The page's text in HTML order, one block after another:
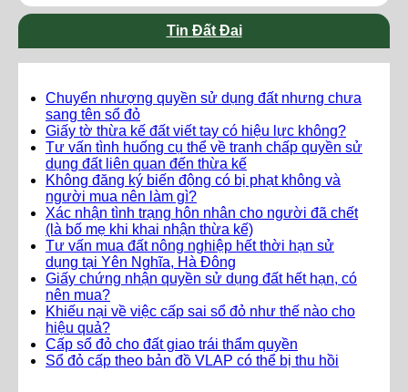
Tin Đất Đai
Chuyển nhượng quyền sử dụng đất nhưng chưa
sang tên sổ đỏ
Giấy tờ thừa kế đất viết tay có hiệu lực không?
Tư vấn tình huống cụ thể về tranh chấp quyền sử
dụng đất liên quan đến thừa kế
Không đăng ký biến động có bị phạt không và
người mua nên làm gì?
Xác nhận tình trạng hôn nhân cho người đã chết
(là bố mẹ khi khai nhận thừa kế)
Tư vấn mua đất nông nghiệp hết thời hạn sử
dụng tại Yên Nghĩa, Hà Đông
Giấy chứng nhận quyền sử dụng đất hết hạn, có
nên mua?
Khiếu nại về việc cấp sai sổ đỏ như thế nào cho
hiệu quả?
Cấp sổ đỏ cho đất giao trái thẩm quyền
Sổ đỏ cấp theo bản đồ VLAP có thể bị thu hồi